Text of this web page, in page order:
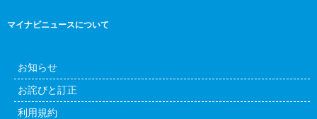
マイナビニュースについて
お知らせ
お詫びと訂正
利用規約